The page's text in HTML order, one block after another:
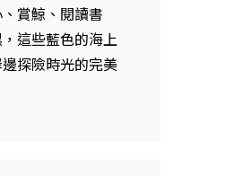
賞鯨、閱讀書
這些藍色的海上
探險時光的完美